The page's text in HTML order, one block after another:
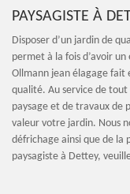
PAYSAGISTE À
Disposer d’un jardin de
permet à la fois d’avoir
Ollmann jean élagage fait
qualité. Au service de tout
paysage et de travaux de
valeur votre jardin. Nous
défrichage ainsi que de la
paysagiste à Dettey,